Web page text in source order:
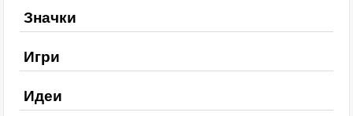
Значки
Игри
Идеи